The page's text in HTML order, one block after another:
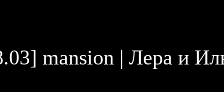
mansion | Лера и